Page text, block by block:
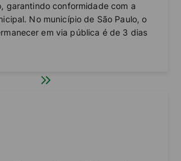
garantindo conformidade com a
No município de São Paulo, o
em via pública é de 3 dias